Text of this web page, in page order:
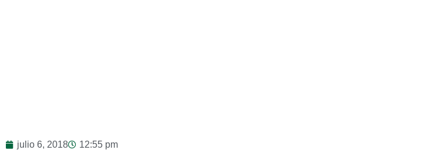
julio 6, 2018 12:55 pm